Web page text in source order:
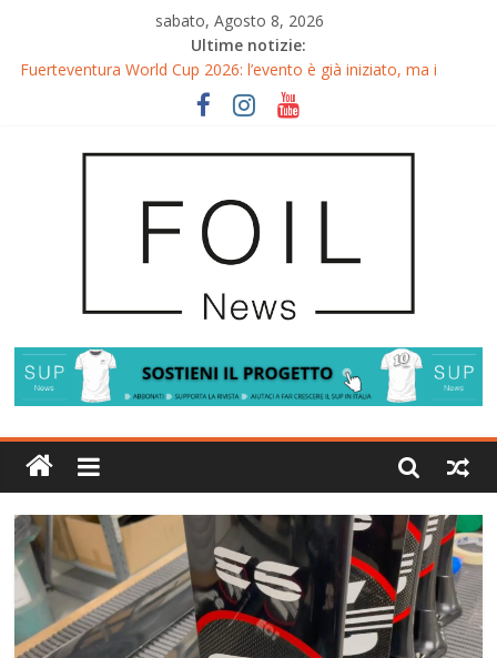
sabato, Agosto 8, 2026
Ultime notizie:
Fuerteventura World Cup 2026: l’evento è già iniziato, ma i
riflettori si accendono sul Wingfoil!
Fuerteventura FreeFly-Slalom 2026: Cappuzzo e Belloeuvre
Gran Canaria GWA Wingfoil World Cup 2026: Spettacolo e
adrenalina a Pozo Izquierdo